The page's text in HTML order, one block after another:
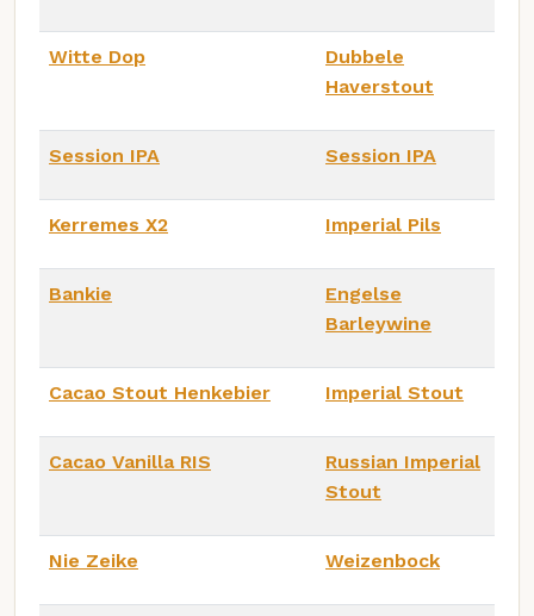
Witte Dop
Dubbele
Haverstout
Session IPA Session IPA
Kerremes X2 Imperial Pils
Bankie
Engelse
Barleywine
Cacao Stout Henkebier Imperial Stout
Cacao Vanilla RIS
Russian Imperial
Stout
Nie Zeike Weizenbock